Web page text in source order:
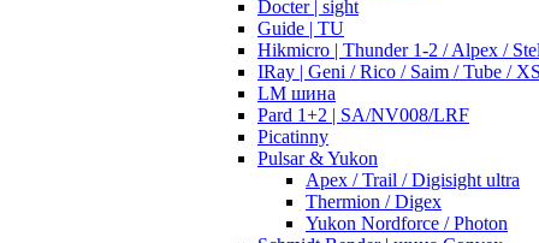
Docter | sight
Guide | TU
Hikmicro | Thunder 1-2 / Alpex /
IRay | Geni / Rico / Saim / Tube /
LM шина
Pard 1+2 | SA/NV008/LRF
Picatinny
Pulsar & Yukon
Apex / Trail / Digisight ultra
Thermion / Digex
Yukon Nordforce / Photon